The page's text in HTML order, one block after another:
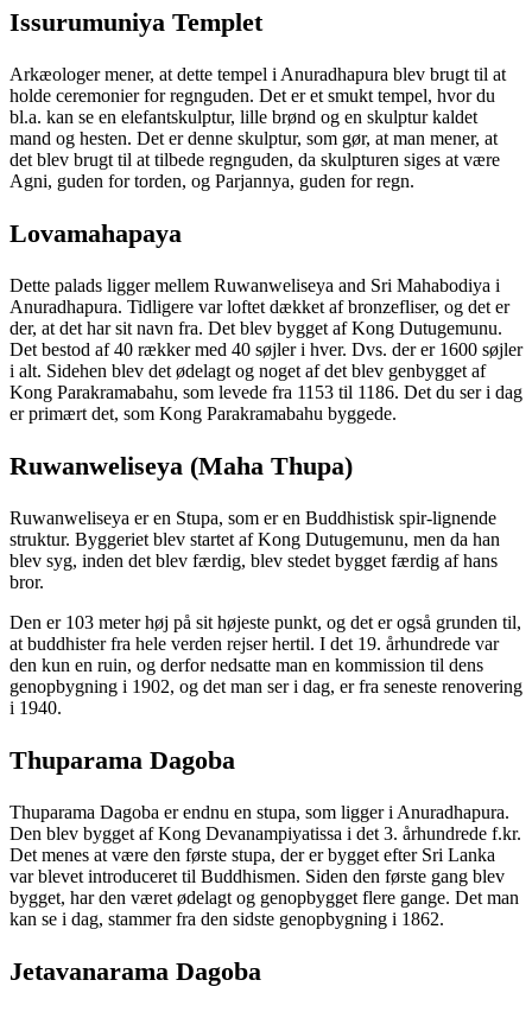
Issurumuniya Templet
Arkæologer mener, at dette tempel i Anuradhapura blev brugt til at
holde ceremonier for regnguden. Det er et smukt tempel, hvor du
bl.a. kan se en elefantskulptur, lille brønd og en skulptur kaldet
mand og hesten. Det er denne skulptur, som gør, at man mener, at
det blev brugt til at tilbede regnguden, da skulpturen siges at være
Agni, guden for torden, og Parjannya, guden for regn.
Lovamahapaya
Dette palads ligger mellem Ruwanweliseya and Sri Mahabodiya i
Anuradhapura. Tidligere var loftet dækket af bronzefliser, og det er
der, at det har sit navn fra. Det blev bygget af Kong Dutugemunu.
Det bestod af 40 rækker med 40 søjler i hver. Dvs. der er 1600 søjler
i alt. Sidehen blev det ødelagt og noget af det blev genbygget af
Kong Parakramabahu, som levede fra 1153 til 1186. Det du ser i dag
er primært det, som Kong Parakramabahu byggede.
Ruwanweliseya (Maha Thupa)
Ruwanweliseya er en Stupa, som er en Buddhistisk spir-lignende
struktur. Byggeriet blev startet af Kong Dutugemunu, men da han
blev syg, inden det blev færdig, blev stedet bygget færdig af hans
bror.
Den er 103 meter høj på sit højeste punkt, og det er også grunden til,
at buddhister fra hele verden rejser hertil. I det 19. århundrede var
den kun en ruin, og derfor nedsatte man en kommission til dens
genopbygning i 1902, og det man ser i dag, er fra seneste renovering
i 1940.
Thuparama Dagoba
Thuparama Dagoba er endnu en stupa, som ligger i Anuradhapura.
Den blev bygget af Kong Devanampiyatissa i det 3. århundrede f.kr.
Det menes at være den første stupa, der er bygget efter Sri Lanka
var blevet introduceret til Buddhismen. Siden den første gang blev
bygget, har den været ødelagt og genopbygget flere gange. Det man
kan se i dag, stammer fra den sidste genopbygning i 1862.
Jetavanarama Dagoba